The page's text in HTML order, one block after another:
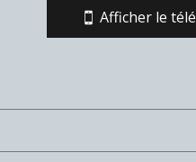
Afficher le